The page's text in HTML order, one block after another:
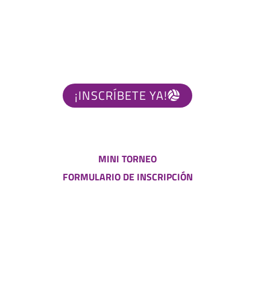
¡INSCRÍBETE YA!
MINI TORNEO
FORMULARIO DE INSCRIPCIÓN